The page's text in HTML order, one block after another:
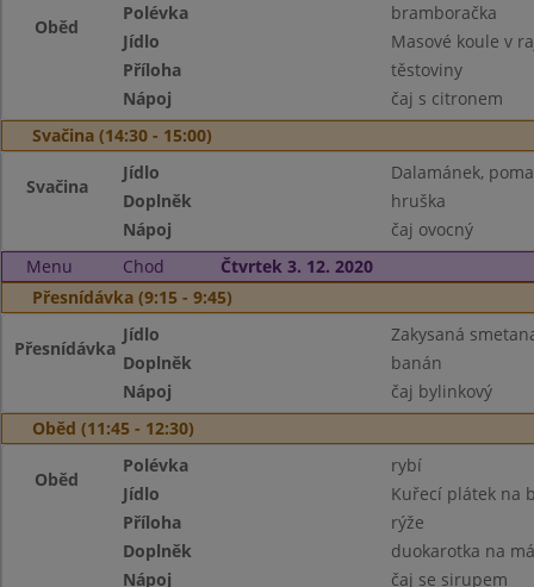
Oběd
Polévka
bramboračka
Jídlo
Masové koule v
Příloha
těstoviny
Nápoj
čaj s citronem
Svačina (14:30 - 15:00)
Svačina
Jídlo
Dalamánek,
Doplněk
hruška
Nápoj
čaj ovocný
Menu
Chod
Čtvrtek 3. 12. 2020
Přesnídávka (9:15 - 9:45)
Přesnídávka
Jídlo
Zakysaná
Doplněk
banán
Nápoj
čaj bylinkový
Oběd (11:45 - 12:30)
Oběd
Polévka
rybí
Jídlo
Kuřecí plátek na
Příloha
rýže
Doplněk
duokarotka na
Nápoj
čaj se sirupem